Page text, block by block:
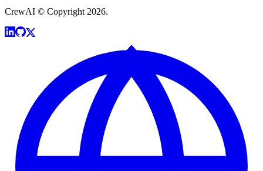
CrewAI © Copyright 2026.